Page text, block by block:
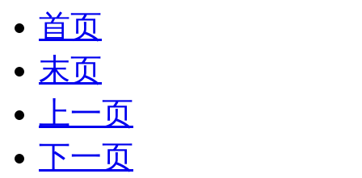
首页
末页
上一页
下一页